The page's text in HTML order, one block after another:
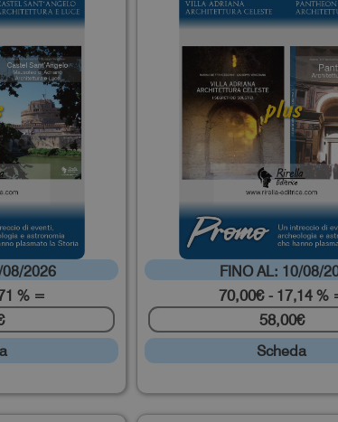
2026
% =
FINO AL: 10/08/
70,00€- 17,14 %
58,00€
Scheda